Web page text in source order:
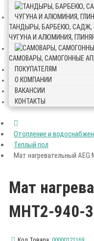
ТАНДЫРЫ, БАРБЕКЮ, САДЖ,
ЧУГУНА И АЛЮМИНИЯ,
САМОВАРЫ, САМОГОННЫЕ
ПОКУПАТЕЛЯМ
О КОМПАНИИ
ВАКАНСИИ
КОНТАКТЫ
Отопление и
Теплый пол
Мат нагревательный
Мат
МНТ2-940-